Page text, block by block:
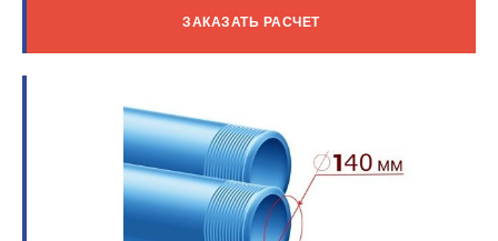
ЗАКАЗАТЬ РАСЧЕТ